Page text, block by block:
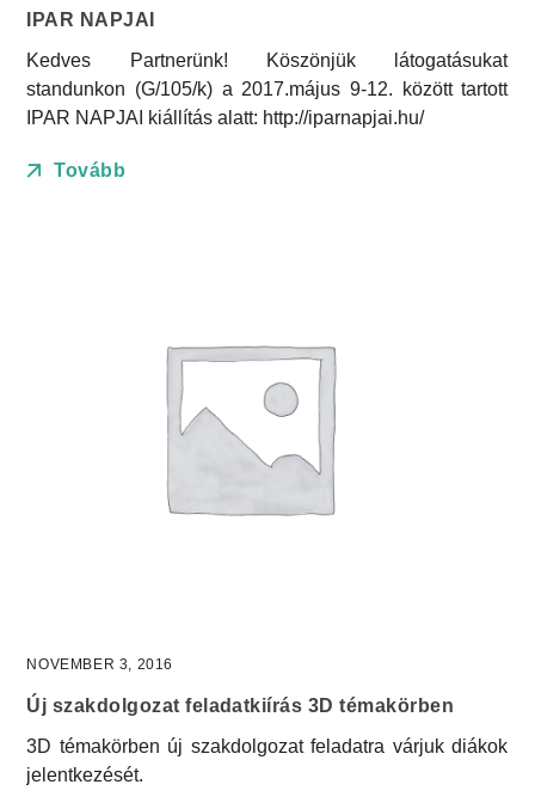
IPAR NAPJAI
Kedves Partnerünk! Köszönjük látogatásukat
standunkon (G/105/k) a 2017.május 9-12. között tartott
IPAR NAPJAI kiállítás alatt: http://iparnapjai.hu/
Tovább
NOVEMBER 3, 2016
Új szakdolgozat feladatkiírás 3D témakörben
3D témakörben új szakdolgozat feladatra várjuk diákok
jelentkezését.